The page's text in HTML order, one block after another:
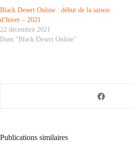
Black Desert Online : début de la saison
d’hiver – 2021
22 décembre 2021
Dans "Black Desert Online"
Publications similaires